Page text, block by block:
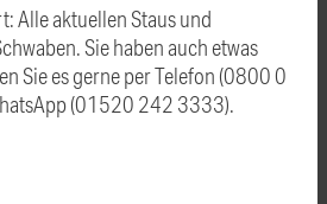
Alle aktuellen Staus und
Sie haben auch etwas
Sie es gerne per Telefon (0800 0
(01520 242 3333).